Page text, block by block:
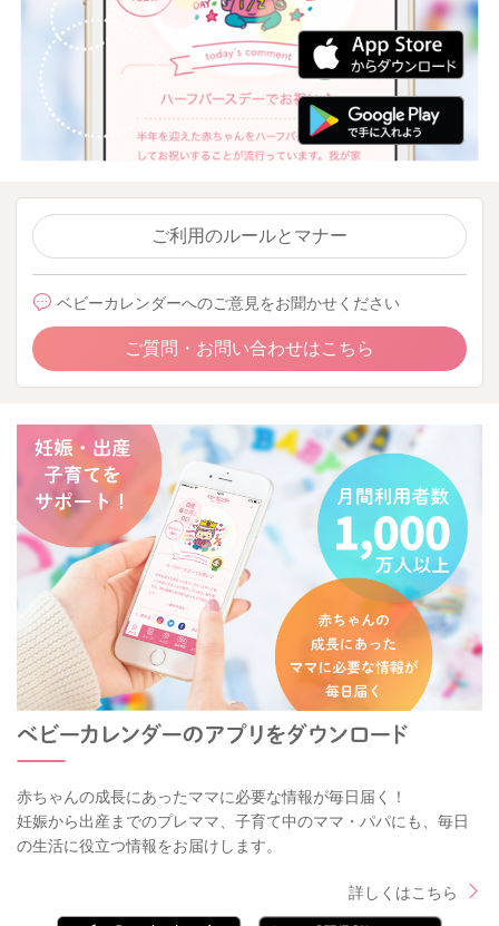
ご利用のルールとマナー
ベビーカレンダーへのご意見をお聞かせください
ご質問・お問い合わせはこちら
赤ちゃんの成長にあったママに必要な情報が毎日届く！
妊娠から出産までのプレママ、子育て中のママ・パパにも、毎日
の生活に役立つ情報をお届けします。
詳しくはこちら